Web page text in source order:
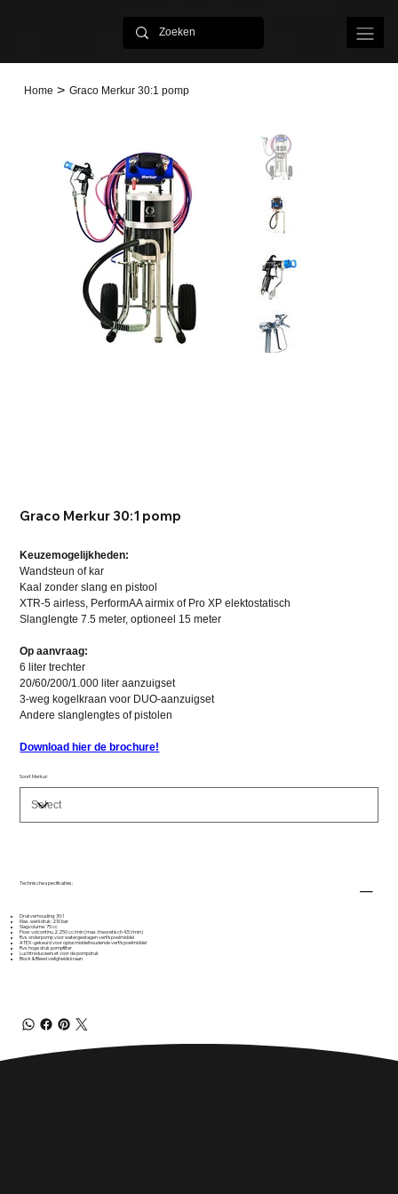
Home > Graco Merkur 30:1 pomp
Graco Merkur 30:1 pomp
Keuzemogelijkheden:
Wandsteun of kar
Kaal zonder slang en pistool
XTR-5 airless, PerformAA airmix of Pro XP elektostatisch
Slanglengte 7.5 meter, optioneel 15 meter
Op aanvraag:
6 liter trechter
20/60/200/1.000 liter aanzuigset
3-weg kogelkraan voor DUO-aanzuigset
Andere slanglengtes of pistolen
Download hier de brochure!
Soort Merkur:
Technische specificaties:
Drukverhouding: 30:1
Max. werkdruk: 210 bar
Slagvolume: 75 cc
Flow: volcontinu 2.250 cc/min (max. theoretisch 4,5 l/min)
Rvs onderpomp voor watergedragen verf/spoelmiddel
ATEX-gekeurd voor oplosmiddelhoudende verf/spoelmiddel
Rvs hoge druk pompfilter
Luchtreduceerset voor de pompdruk
Block & Bleed veiligheidskraan